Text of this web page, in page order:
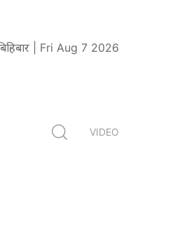
बिहिबार | Fri Aug 7 2026
VIDEO